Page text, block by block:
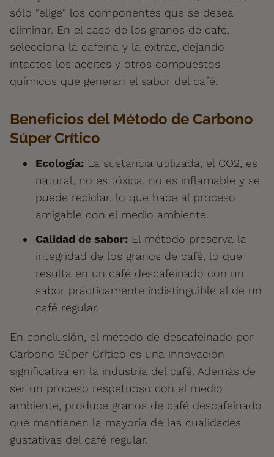
sólo "elige" los componentes que se desea
eliminar. En el caso de los granos de café,
selecciona la cafeína y la extrae, dejando
intactos los aceites y otros compuestos
químicos que generan el sabor del café.
Beneficios del Método de Carbono
Súper Crítico
Ecología: La sustancia utilizada, el CO2, es
natural, no es tóxica, no es inflamable y se
puede reciclar, lo que hace al proceso
amigable con el medio ambiente.
Calidad de sabor: El método preserva la
integridad de los granos de café, lo que
resulta en un café descafeinado con un
sabor prácticamente indistinguible al de un
café regular.
En conclusión, el método de descafeinado por
Carbono Súper Crítico es una innovación
significativa en la industria del café. Además de
ser un proceso respetuoso con el medio
ambiente, produce granos de café descafeinado
que mantienen la mayoría de las cualidades
gustativas del café regular.